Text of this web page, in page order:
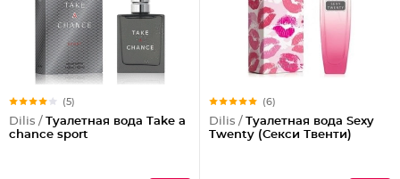
(5)
Dilis / Туалетная вода Take a
chance sport
(6)
Dilis / Туалетная вода Sexy
Twenty (Секси Твенти)